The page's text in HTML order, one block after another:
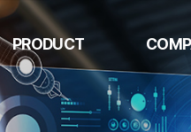
PRODUCT
제전용 BRUSH 회사